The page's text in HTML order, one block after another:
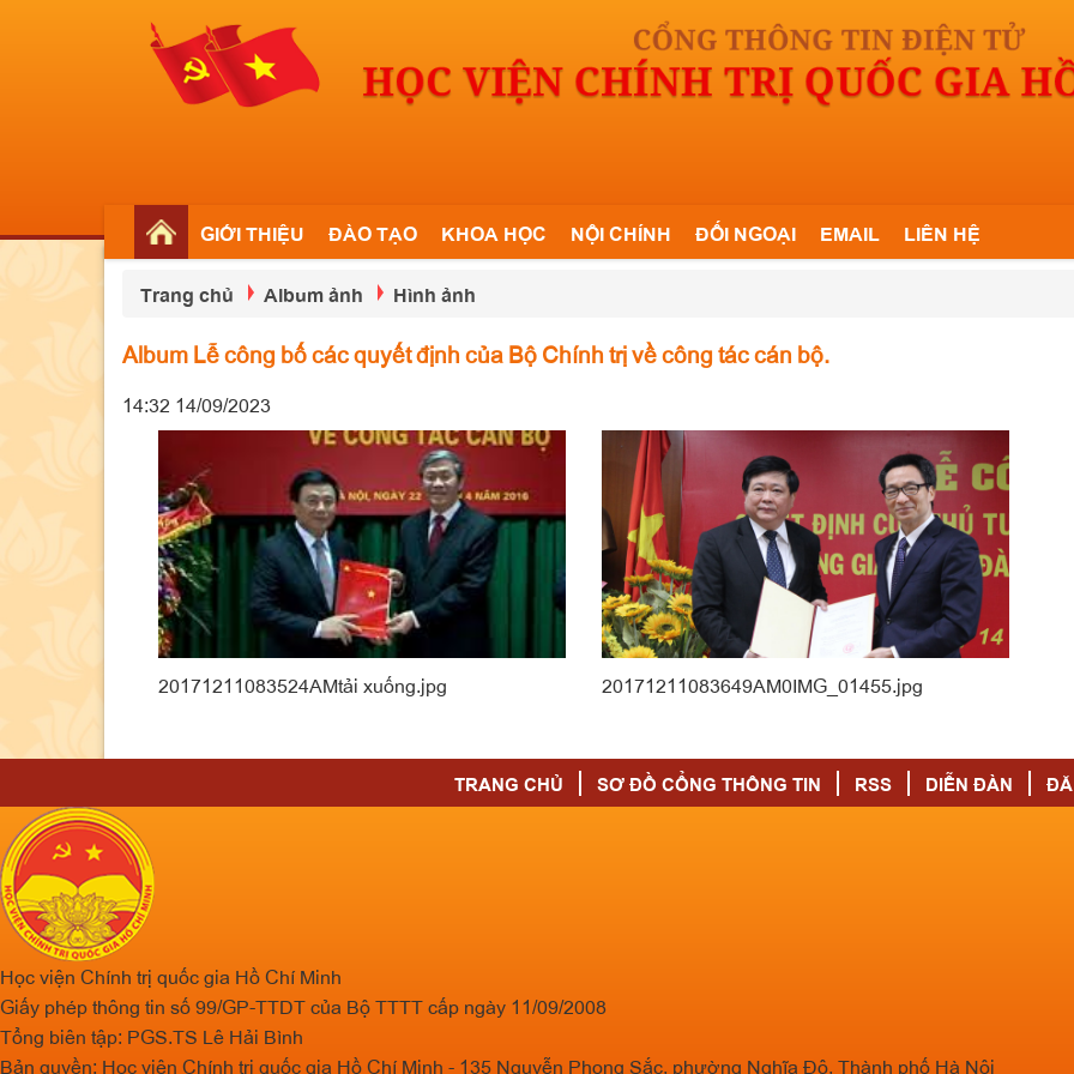
GIỚI THIỆU ĐÀO TẠO KHOA HỌC NỘI CHÍNH ĐỐI NGOẠI EMAIL LIÊN HỆ
Trang chủ Album ảnh Hình ảnh
Album Lễ công bố các quyết định của Bộ Chính trị về công tác cán bộ.
14:32 14/09/2023
20171211083524AMtải xuống.jpg 20171211083649AM0IMG_01455.jpg
TRANG CHỦ SƠ ĐỒ CỔNG THÔNG TIN RSS DIỄN ĐÀN
Học viện Chính trị quốc gia Hồ Chí Minh
Giấy phép thông tin số 99/GP-TTDT của Bộ TTTT cấp ngày 11/09/2008
Tổng biên tập: PGS.TS Lê Hải Bình
Bản quyền: Học viện Chính trị quốc gia Hồ Chí Minh - 135 Nguyễn Phong Sắc, phường Nghĩa Đô, Thành phố Hà Nội